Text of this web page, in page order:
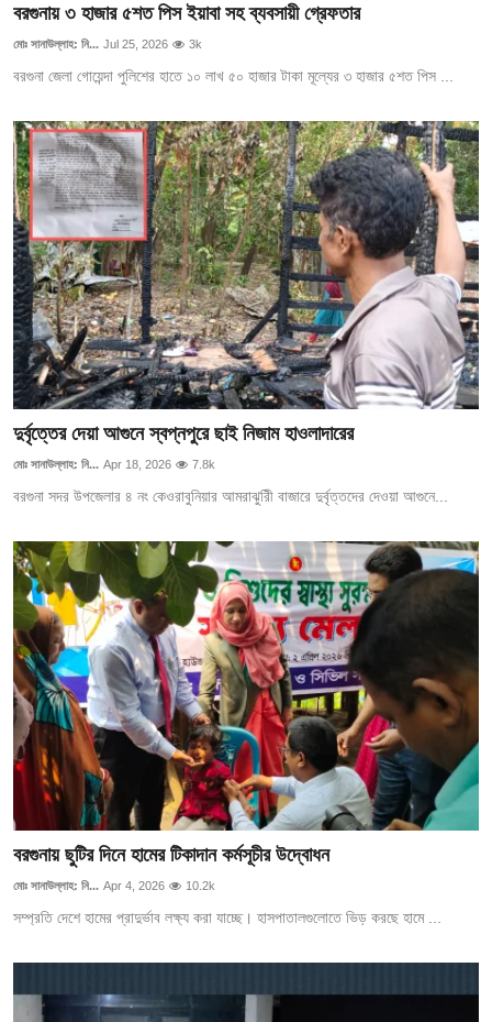
বরগুনায় ৩ হাজার ৫শত পিস ইয়াবা সহ ব্যবসায়ী গ্রেফতার
মোঃ সানাউল্লাহ: নি... Jul 25, 2026 3k
বরগুনা জেলা গোয়েন্দা পুলিশের হাতে ১০ লাখ ৫০ হাজার টাকা মূল্যের ৩ হাজার ৫শত পিস ...
দুর্বৃত্তের দেয়া আগুনে স্বপ্নপুরে ছাই নিজাম হাওলাদারের
মোঃ সানাউল্লাহ: নি... Apr 18, 2026 7.8k
বরগুনা সদর উপজেলার ৪ নং কেওরাবুনিয়ার আমরাঝুরিী বাজারে দুর্বৃত্তদের দেওয়া আগুনে...
বরগুনায় ছুটির দিনে হামের টিকাদান কর্মসূচীর উদ্বোধন
মোঃ সানাউল্লাহ: নি... Apr 4, 2026 10.2k
সম্প্রতি দেশে হামের প্রাদুর্ভাব লক্ষ্য করা যাচ্ছে। হাসপাতালগুলোতে ভিড় করছে হামে ...